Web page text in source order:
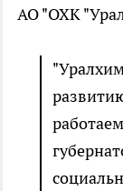
АО "ОХК